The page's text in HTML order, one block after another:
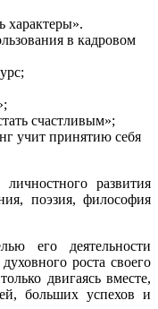
в кадровом
счастливым»;
учит принятию себя
развития
поэзия, философия
его деятельности
роста своего
двигаясь вместе,
больших успехов и